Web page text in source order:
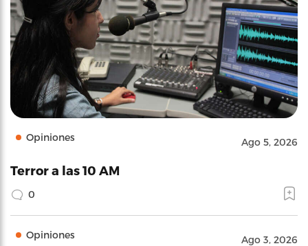
Opiniones Ago 5, 2026
Terror a las 10 AM
0
Opiniones Ago 3, 2026